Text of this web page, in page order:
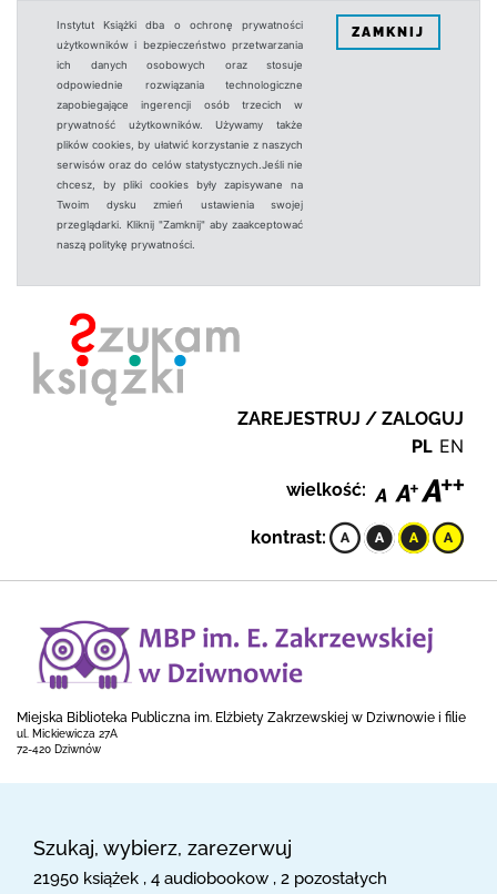
Instytut Książki dba o ochronę prywatności
użytkowników i bezpieczeństwo przetwarzania
ich danych osobowych oraz stosuje
odpowiednie rozwiązania technologiczne
zapobiegające ingerencji osób trzecich w
prywatność użytkowników. Używamy także
plików cookies, by ułatwić korzystanie z naszych
serwisów oraz do celów statystycznych.Jeśli nie
chcesz, by pliki cookies były zapisywane na
Twoim dysku zmień ustawienia swojej
przeglądarki. Kliknij "Zamknij" aby zaakceptować
naszą politykę prywatności.
ZAMKNIJ
ZAREJESTRUJ / ZALOGUJ
PL EN
wielkość:
kontrast:
Miejska Biblioteka Publiczna im. Elżbiety Zakrzewskiej w Dziwnowie i filie
ul. Mickiewicza 27A
72-420 Dziwnów
Szukaj, wybierz, zarezerwuj
21950 książek , 4 audiobookow , 2 pozostałych